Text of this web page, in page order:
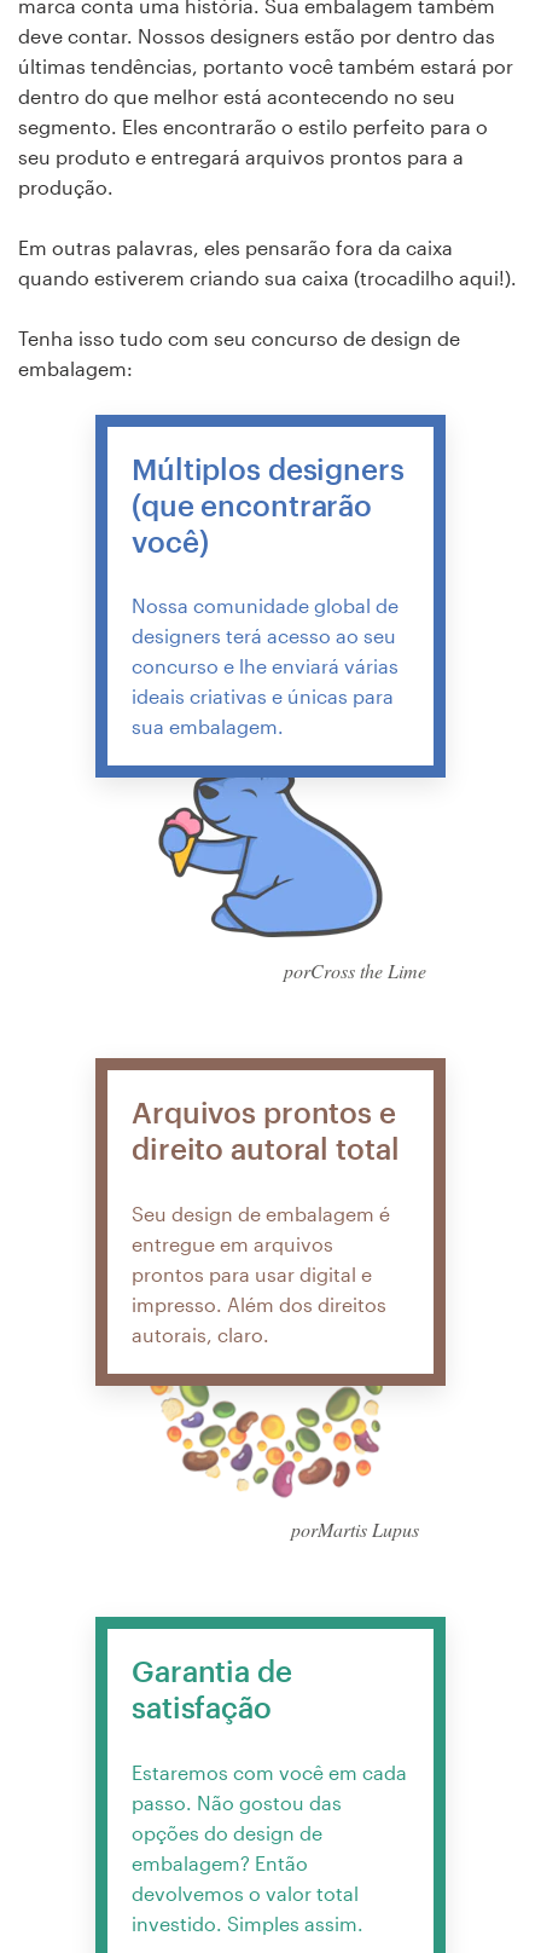
marca conta uma história. Sua embalagem também
deve contar. Nossos designers estão por dentro das
últimas tendências, portanto você também estará por
dentro do que melhor está acontecendo no seu
segmento. Eles encontrarão o estilo perfeito para o
seu produto e entregará arquivos prontos para a
produção.
Em outras palavras, eles pensarão fora da caixa
quando estiverem criando sua caixa (trocadilho aqui!).
Tenha isso tudo com seu concurso de design de
embalagem:
Múltiplos designers
(que encontrarão
você)
Nossa comunidade global de
designers terá acesso ao seu
concurso e lhe enviará várias
ideais criativas e únicas para
sua embalagem.
porCross the Lime
Arquivos prontos e
direito autoral total
Seu design de embalagem é
entregue em arquivos
prontos para usar digital e
impresso. Além dos direitos
autorais, claro.
porMartis Lupus
Garantia de
satisfação
Estaremos com você em cada
passo. Não gostou das
opções do design de
embalagem? Então
devolvemos o valor total
investido. Simples assim.